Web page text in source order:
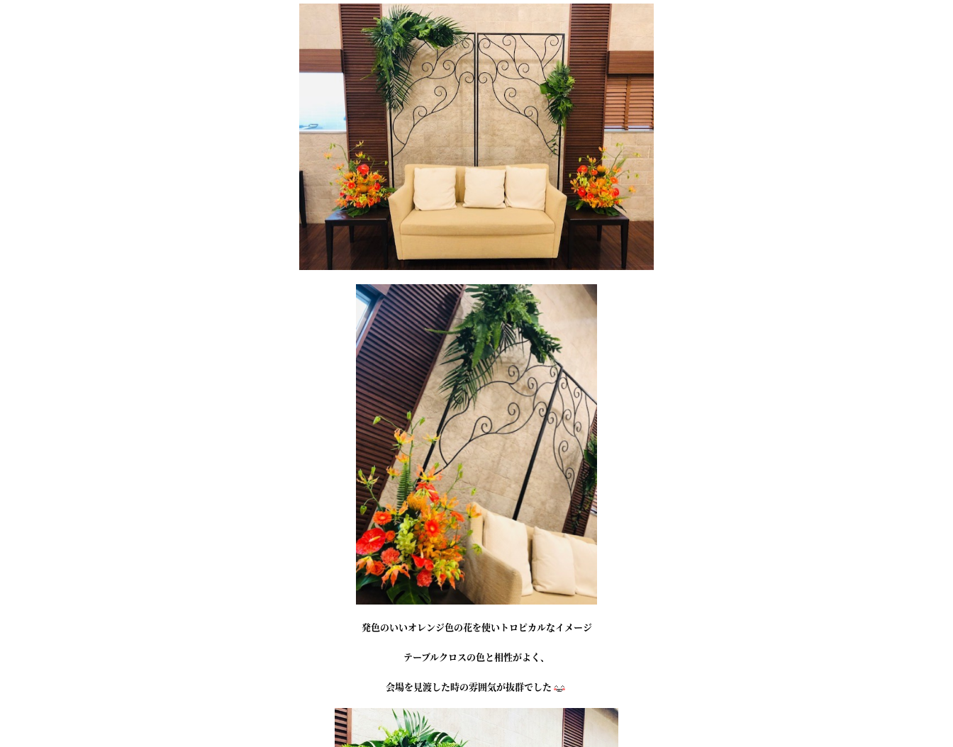
発色のいいオレンジ色の花を使いトロピカルなイメージ
テーブルクロスの色と相性がよく、
会場を見渡した時の雰囲気が抜群でした